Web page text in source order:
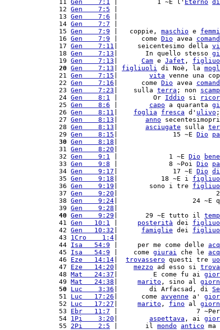
11 Gen    7:1 |          1 ~E l' Eterno
12 Gen    7:5
13 Gen    7:6
14 Gen    7:7
15 Gen    7:9 |   coppie, maschio e
16 Gen    7:9 |      come Dio avea
17 Gen    7:11 |     seicentesimo della
18 Gen    7:13 |       In quello stesso
19 Gen    7:13 Cam e Jafet ,
20 Gen    7:13 figliuoli di Noè, la
21 Gen    7:15 vita venne una
22 Gen    7:16 |      come Dio avea
23 Gen    7:23 |    sulla terra ; non
24 Gen    8:1 |         Or Iddio si
25 Gen    8:6 capo a quaranta
26 Gen    8:11 foglia fresca d' ulivo
27 Gen    8:13 anno
28 Gen    8:13 asciugate sulla
29 Gen    8:15 |              15 ~E Dio
30 Gen    8:18
31 Gen    8:20
32 Gen    9:1 |             1 ~E Dio
33 Gen    9:8 |             8 ~Poi Dio
34 Gen    9:17 |              17 ~E Dio
35 Gen    9:18 |           18 ~E i
36 Gen    9:19 |        sono i tre
37 Gen    9:20 |
38 Gen    9:24 |                   24 ~E
39 Gen    9:28
40 Gen    9:29 |       29 ~E tutto il
41 Gen   10:1 posterità dei
42 Gen   10:32 famiglie dei
43 1Cro    1:4
44 Isa   54:9 |     per me come delle
45 Isa   54:9 |    come giurai che le
46 Eze   14:14 trovassero questi tre
47 Eze   14:20 mezzo ad esso si
48 Mat   24:37 |         E come fu ai
49 Mat   24:38 marito , sino al
50
Luc    3:36 |        di Arfacsad, di
51 Luc   17:26 |      come avvenne a'
52 Luc   17:27 marito , fino al
53 Ebr   11:7 |                    7
54 1Pi    3:20 aspettava , ai
55 2Pi    2:5 |       il mondo antico ma